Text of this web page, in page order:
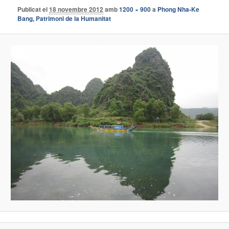
Publicat el18 novembre 2012 amb1200 × 900a Phong Nha-Ke
Bang, Patrimoni de la Humanitat